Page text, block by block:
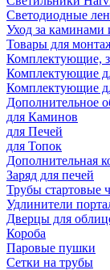
Светодиодные
Уход за
Товары для
Комплектующие,
Комплектующие
Комплектующие
Дополнительное
для Каминов
для Печей
для Топок
Дополнительная
Заряд для печей
Трубы стартовые
Удлинители
Дверцы для
Короба
Паровые пушки
Сетки на трубы